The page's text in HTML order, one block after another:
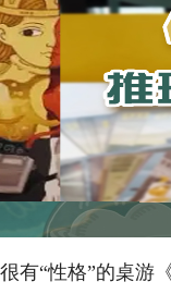
很有“性格”的桌游